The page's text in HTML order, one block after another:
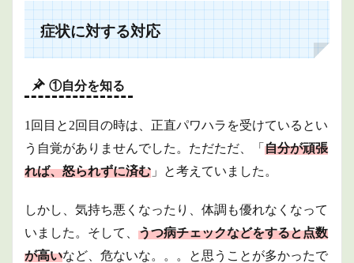
症状に対する対応
①自分を知る
1回目と2回目の時は、正直パワハラを受けているとい
う自覚がありませんでした。ただただ、「 自分が頑張
れば、怒られずに済む 」と考えていました。
しかし、気持ち悪くなったり、体調も優れなくなって
いました。そして、 うつ病チェックなどをすると点数
が高いなど、危ないな。。。と思うことが多かったで